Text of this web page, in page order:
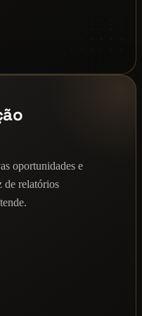
oportunidades e
de relatórios